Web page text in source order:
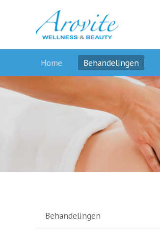
Home Behandelingen
Behandelingen